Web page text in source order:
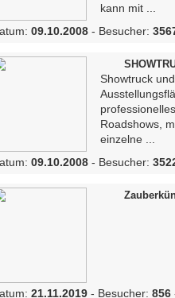
kann mit ...
09.10.2008 - Besucher:
Showtruck
Roadshows,
einzelne ...
09.10.2008 - Besucher:
21.11.2019 - Besucher: 856